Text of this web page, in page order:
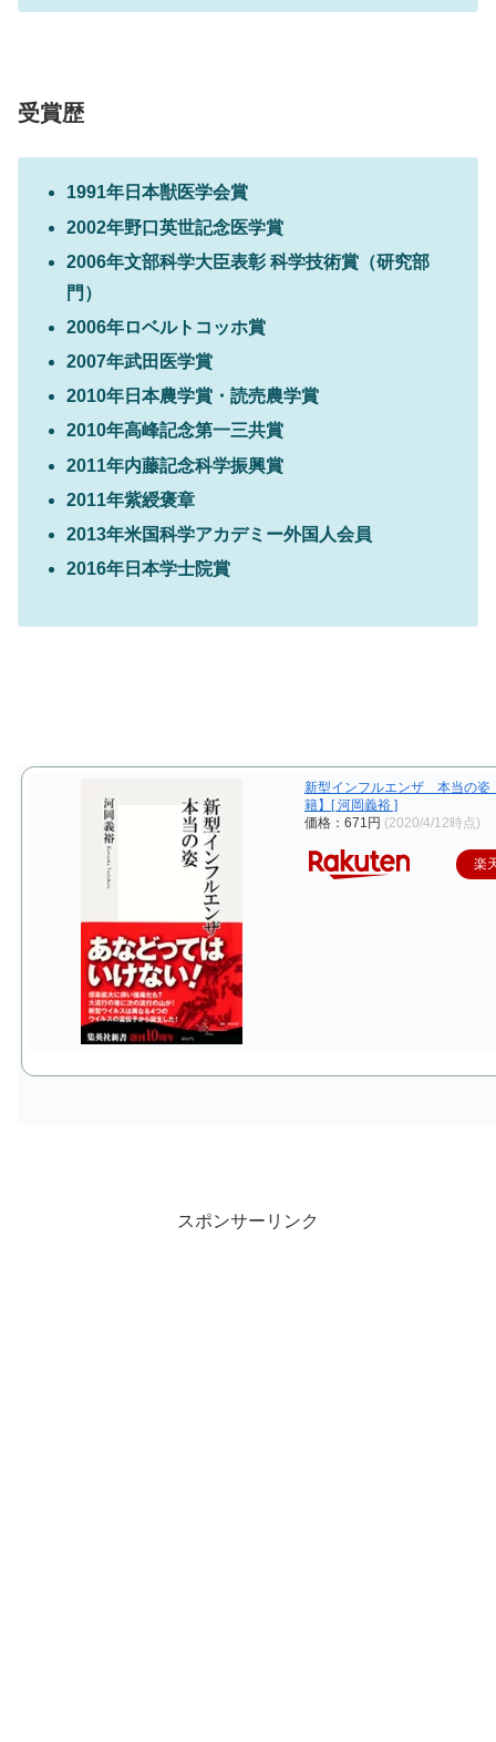
受賞歴
1991年日本獣医学会賞
2002年野口英世記念医学賞
2006年文部科学大臣表彰 科学技術賞（研究部
門）
2006年ロベルトコッホ賞
2007年武田医学賞
2010年日本農学賞・読売農学賞
2010年高峰記念第一三共賞
2011年内藤記念科学振興賞
2011年紫綬褒章
2013年米国科学アカデミー外国人会員
2016年日本学士院賞
新型インフルエンザ 本当の姿
籍】[ 河岡義裕 ]
価格：671円 (2020/4/12時点)
楽
スポンサーリンク